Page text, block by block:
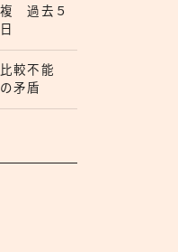
複 過去５
較不能
矛盾